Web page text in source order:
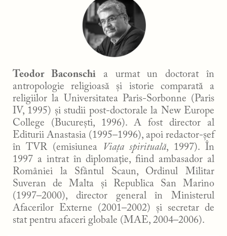
Teodor Baconschia urmat un doctorat în
antropologie religioasă și istorie comparată a
religiilor la Universitatea Paris-Sorbonne (Paris
IV, 1995) și studii post-doctorale la New Europe
College (București, 1996). A fost director al
Editurii Anastasia (1995–1996), apoi redactor-șef
în TVR (emisiunea
Viața spirituală, 1997). În
1997 a intrat în diplomaţie, fiind ambasador al
României la Sfântul Scaun, Ordinul Militar
Suveran de Malta și Republica San Marino
(1997–2000), director general în Ministerul
Afacerilor Externe (2001–2002) și secretar de
stat pentru afaceri globale (MAE, 2004–2006).